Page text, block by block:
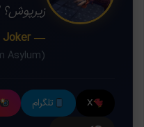
زیرپوش؟
— The Joker
(Batman: Arkham Asylum)
X تلگرام